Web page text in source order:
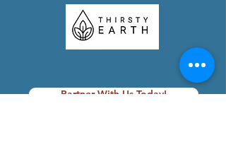
Partner With Us Today!